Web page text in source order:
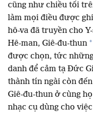
cũng như chiều tối
làm mọi điều được
hô-va đã truyền cho
Hê-man, Giê-đu-thun +
được chọn, tức
danh để cảm tạ Đức
thành tín ngài còn
Giê-đu-thun ở cùng
nhạc cụ dùng cho